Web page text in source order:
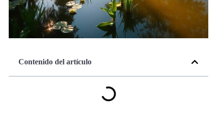
Contenido del artículo